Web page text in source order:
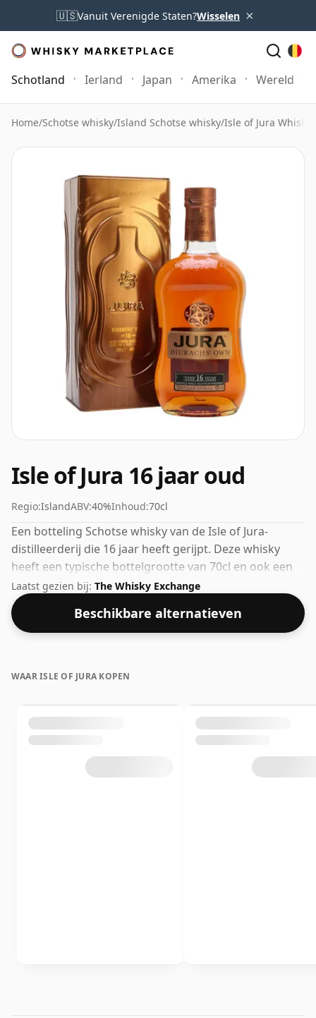
🇺🇸Vanuit Verenigde Staten?Wisselen ×
Schotland Ierland Japan Amerika Wereld
Home/Schotse whisky/Island Schotse whisky/Isle of Jura Whisky
Isle of Jura 16 jaar oud
Regio:IslandABV:40%Inhoud:70cl
Een botteling Schotse whisky van de Isle of Jura-
distilleerderij die 16 jaar heeft gerijpt. Deze whisky
heeft een typische bottelgrootte van 70cl en ook een
veel voorkomende ABV van 40%, wat normaal is voor
whisky's als deze.
Laatst gezien bij: The Whisky Exchange
Beschikbare alternatieven
WAAR ISLE OF JURA KOPEN